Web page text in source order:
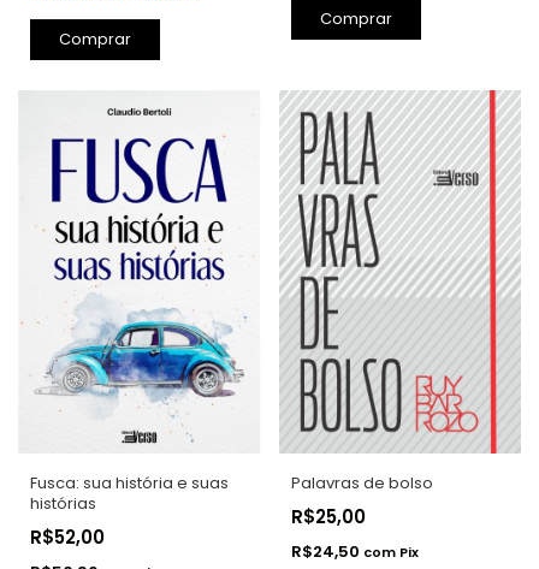
Comprar
Comprar
Fusca: sua história e suas
histórias
R$52,00
Palavras de bolso
R$25,00
R$24,50 com Pix